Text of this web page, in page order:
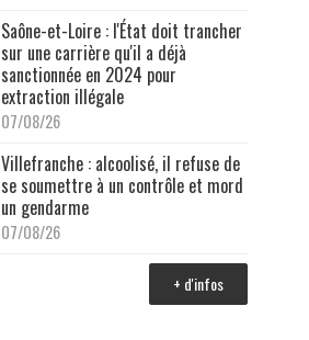
Saône-et-Loire : l'État doit trancher
sur une carrière qu'il a déjà
sanctionnée en 2024 pour
extraction illégale
07/08/26
Villefranche : alcoolisé, il refuse de
se soumettre à un contrôle et mord
un gendarme
07/08/26
+ d'infos